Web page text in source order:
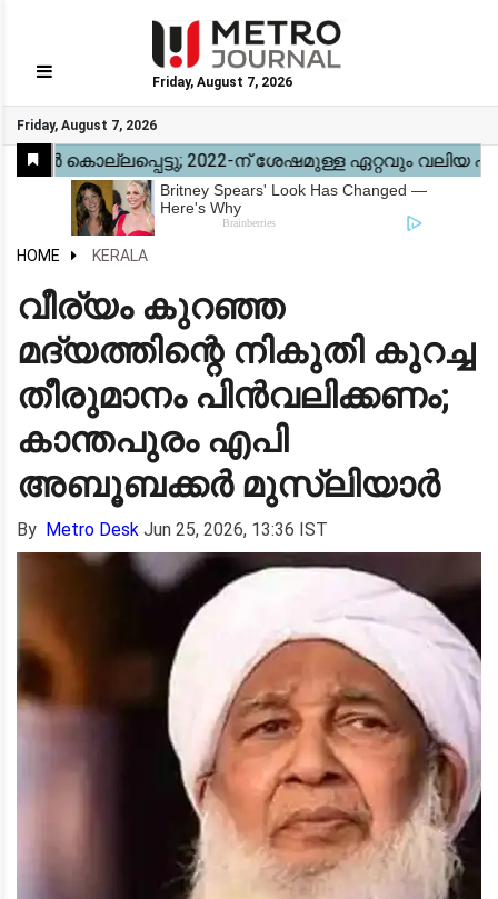
Friday, August 7, 2026
Friday, August 7, 2026
GO
Home
Kerala
National
Gulf
World
Sports
Movies
Health
Automobile
Travel
Education
Novel
Business
Technology
Webstory
HOME KERALA
വീര്യം കുറഞ്ഞ
മദ്യത്തിന്റെ നികുതി കുറച്ച
തീരുമാനം പിന്‍വലിക്കണം;
കാന്തപുരം എപി
അബൂബക്കര്‍ മുസ്ലിയാര്‍
By Metro Desk Jun 25, 2026, 13:36 IST